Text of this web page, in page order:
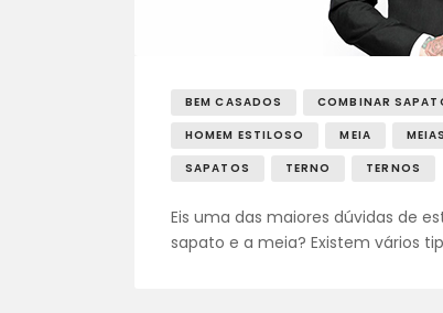
BEM CASADOS COMBINAR
HOMEM ESTILOSO
MEIA MEIAS
SAPATOS
TERNO TERNOS
Eis uma das maiores dúvidas de
sapato e a meia? Existem vários